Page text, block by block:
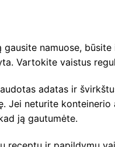
gausite namuose,
Vartokite vaistus
adatas ir
Jei neturite
ją gautumėte.